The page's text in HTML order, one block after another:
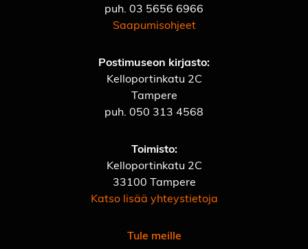
puh. 03 5656 6966
Saapumisohjeet
Postimuseon kirjasto:
Kelloportinkatu 2C
Tampere
puh. 050 313 4568
Toimisto:
Kelloportinkatu 2C
33100 Tampere
Katso lisää yhteystietoja
Tule meille